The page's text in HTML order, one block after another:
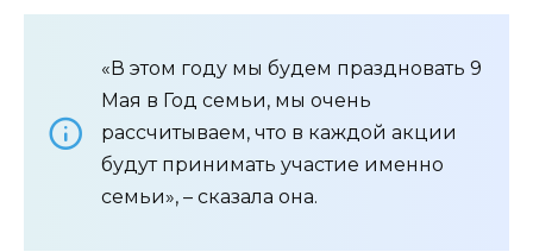
«В этом году мы будем праздновать 9
Мая в Год семьи, мы очень
рассчитываем, что в каждой акции
будут принимать участие именно
семьи», – сказала она.